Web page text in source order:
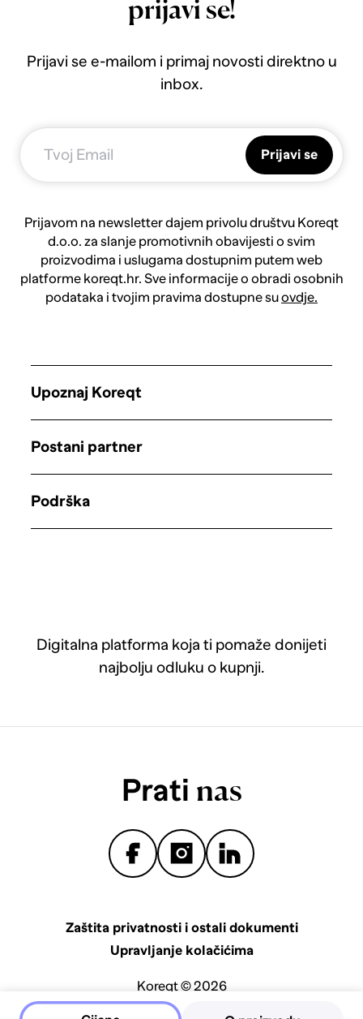
prijavi se!
Prijavi se e-mailom i primaj novosti direktno u
inbox.
Prijavi se
Prijavom na newsletter dajem privolu društvu Koreqt
d.o.o. za slanje promotivnih obavijesti o svim
proizvodima i uslugama dostupnim putem web
platforme koreqt.hr. Sve informacije o obradi osobnih
podataka i tvojim pravima dostupne suovdje.
Digitalna platforma koja ti pomaže donijeti
najbolju odluku o kupnji.
Upoznaj Koreqt
Postani partner
Podrška
Prati nas
Zaštita privatnosti i ostali dokumenti
Upravljanje kolačićima
Koreqt © 2026